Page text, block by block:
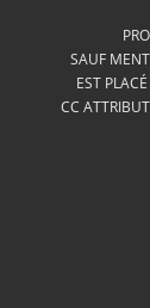
SAUF
EST
CC